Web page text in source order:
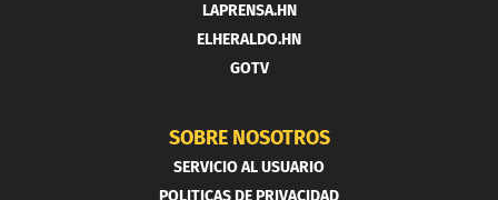
LAPRENSA.HN
ELHERALDO.HN
GOTV
SOBRE NOSOTROS
SERVICIO AL USUARIO